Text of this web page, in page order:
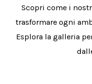
Scopri come i
trasformare ogni
Esplora la galleria